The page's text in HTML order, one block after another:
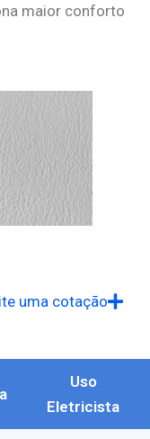
maior conforto
uma cotação
Uso
Eletricista